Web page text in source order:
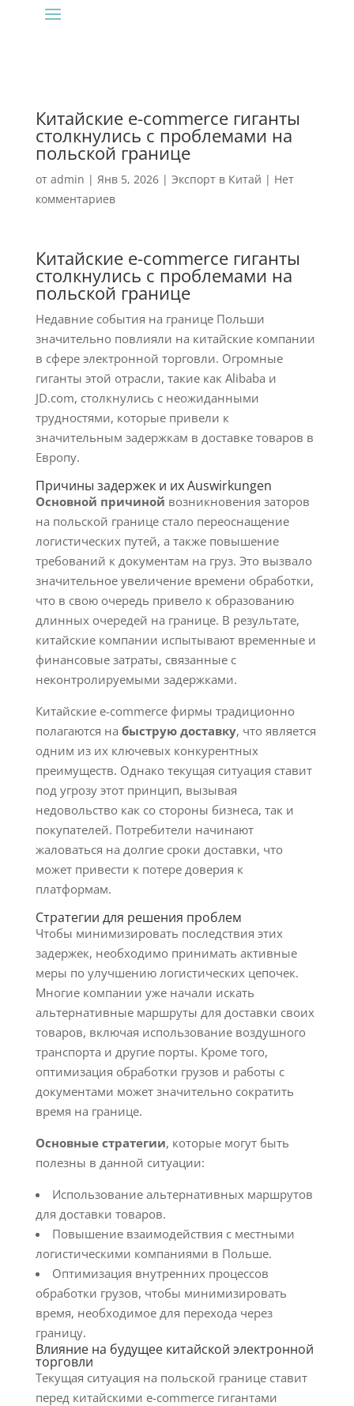
Китайские e-commerce гиганты
столкнулись с проблемами на
польской границе
от admin | Янв 5, 2026| Экспорт в Китай | Нет
комментариев
Китайские e-commerce гиганты
столкнулись с проблемами на
польской границе
Недавние события на границе Польши
значительно повлияли на китайские компании
в сфере электронной торговли. Огромные
гиганты этой отрасли, такие как Alibaba и
JD.com, столкнулись с неожиданными
трудностями, которые привели к
значительным задержкам в доставке товаров в
Европу.
Причины задержек и их Auswirkungen
Основной причиной возникновения заторов
на польской границе стало переоснащение
логистических путей, а также повышение
требований к документам на груз. Это вызвало
значительное увеличение времени обработки,
что в свою очередь привело к образованию
длинных очередей на границе. В результате,
китайские компании испытывают временные и
финансовые затраты, связанные с
неконтролируемыми задержками.
Китайские e-commerce фирмы традиционно
полагаются на быструю доставку, что является
одним из их ключевых конкурентных
преимуществ. Однако текущая ситуация ставит
под угрозу этот принцип, вызывая
недовольство как со стороны бизнеса, так и
покупателей. Потребители начинают
жаловаться на долгие сроки доставки, что
может привести к потере доверия к
платформам.
Стратегии для решения проблем
Чтобы минимизировать последствия этих
задержек, необходимо принимать активные
меры по улучшению логистических цепочек.
Многие компании уже начали искать
альтернативные маршруты для доставки своих
товаров, включая использование воздушного
транспорта и другие порты. Кроме того,
оптимизация обработки грузов и работы с
документами может значительно сократить
время на границе.
Основные стратегии, которые могут быть
полезны в данной ситуации:
Использование альтернативных маршрутов
для доставки товаров.
Повышение взаимодействия с местными
логистическими компаниями в Польше.
Оптимизация внутренних процессов
обработки грузов, чтобы минимизировать
время, необходимое для перехода через
границу.
Влияние на будущее китайской электронной
торговли
Текущая ситуация на польской границе ставит
перед китайскими e-commerce гигантами